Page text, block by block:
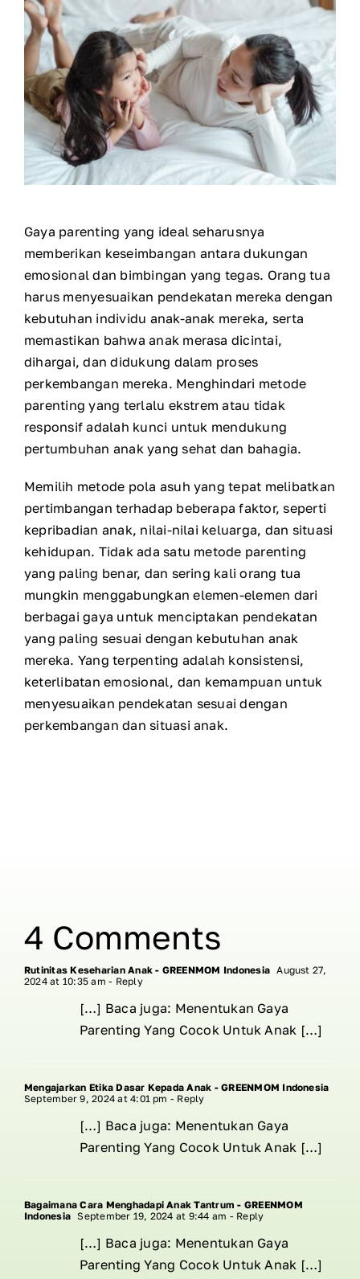
Gaya parenting yang ideal seharusnya
memberikan keseimbangan antara dukungan
emosional dan bimbingan yang tegas. Orang tua
harus menyesuaikan pendekatan mereka dengan
kebutuhan individu anak-anak mereka, serta
memastikan bahwa anak merasa dicintai,
dihargai, dan didukung dalam proses
perkembangan mereka. Menghindari metode
parenting yang terlalu ekstrem atau tidak
responsif adalah kunci untuk mendukung
pertumbuhan anak yang sehat dan bahagia.
Memilih metode pola asuh yang tepat melibatkan
pertimbangan terhadap beberapa faktor, seperti
kepribadian anak, nilai-nilai keluarga, dan situasi
kehidupan. Tidak ada satu metode parenting
yang paling benar, dan sering kali orang tua
mungkin menggabungkan elemen-elemen dari
berbagai gaya untuk menciptakan pendekatan
yang paling sesuai dengan kebutuhan anak
mereka. Yang terpenting adalah konsistensi,
keterlibatan emosional, dan kemampuan untuk
menyesuaikan pendekatan sesuai dengan
perkembangan dan situasi anak.
4 Comments
Rutinitas Keseharian Anak - GREENMOM Indonesia August 27,
2024 at 10:35 am - Reply
[…] Baca juga: Menentukan Gaya
Parenting Yang Cocok Untuk Anak […]
Mengajarkan Etika Dasar Kepada Anak - GREENMOM Indonesia
September 9, 2024 at 4:01 pm - Reply
[…] Baca juga: Menentukan Gaya
Parenting Yang Cocok Untuk Anak […]
Bagaimana Cara Menghadapi Anak Tantrum - GREENMOM
Indonesia September 19, 2024 at 9:44 am - Reply
[…] Baca juga: Menentukan Gaya
Parenting Yang Cocok Untuk Anak […]